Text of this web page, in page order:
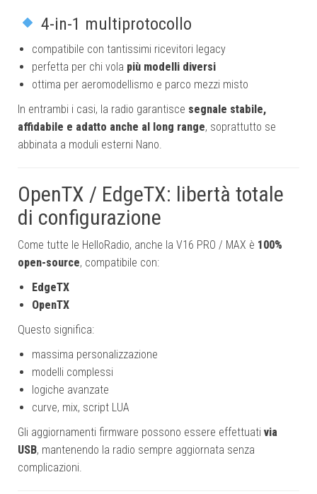
4-in-1 multiprotocollo
compatibile con tantissimi ricevitori legacy
perfetta per chi vola più modelli diversi
ottima per aeromodellismo e parco mezzi misto
In entrambi i casi, la radio garantisce segnale stabile,
affidabile e adatto anche al long range, soprattutto se
abbinata a moduli esterni Nano.
OpenTX / EdgeTX: libertà totale
di configurazione
Come tutte le HelloRadio, anche la V16 PRO / MAX è 100%
open-source, compatibile con:
EdgeTX
OpenTX
Questo significa:
massima personalizzazione
modelli complessi
logiche avanzate
curve, mix, script LUA
Gli aggiornamenti firmware possono essere effettuati via
USB, mantenendo la radio sempre aggiornata senza
complicazioni.